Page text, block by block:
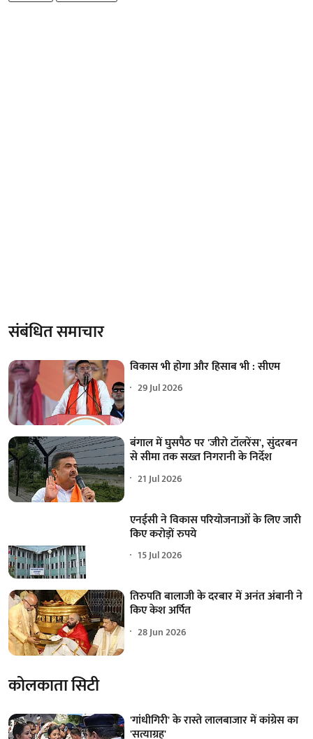
संबंधित समाचार
विकास भी होगा और हिसाब भी : सीएम
29 Jul 2026
बंगाल में घुसपैठ पर 'जीरो टॉलरेंस', सुंदरबन
से सीमा तक सख्त निगरानी के निर्देश
21 Jul 2026
एनईसी ने विकास परियोजनाओं के लिए जारी
किए करोड़ों रुपये
15 Jul 2026
तिरुपति बालाजी के दरबार में अनंत अंबानी ने
किए केश अर्पित
28 Jun 2026
कोलकाता सिटी
'गांधीगिरी' के रास्ते लालबाजार में कांग्रेस का
'सत्याग्रह'